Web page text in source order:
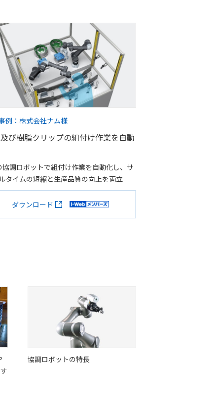
例：株式会社ナム様
び樹脂クリップの組付け作業を自動
協調ロボットで組付け作業を自動化し、サ
タイムの短縮と生産品質の向上を両立
ダウンロード
協調ロボットの特長